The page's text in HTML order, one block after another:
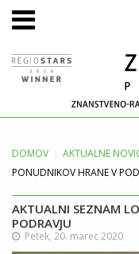
DOMOV AKTUALNE
PONUDNIKOV HRANE V
AKTUALNI SEZNAM
PODRAVJU
Petek, 20. marec 2020